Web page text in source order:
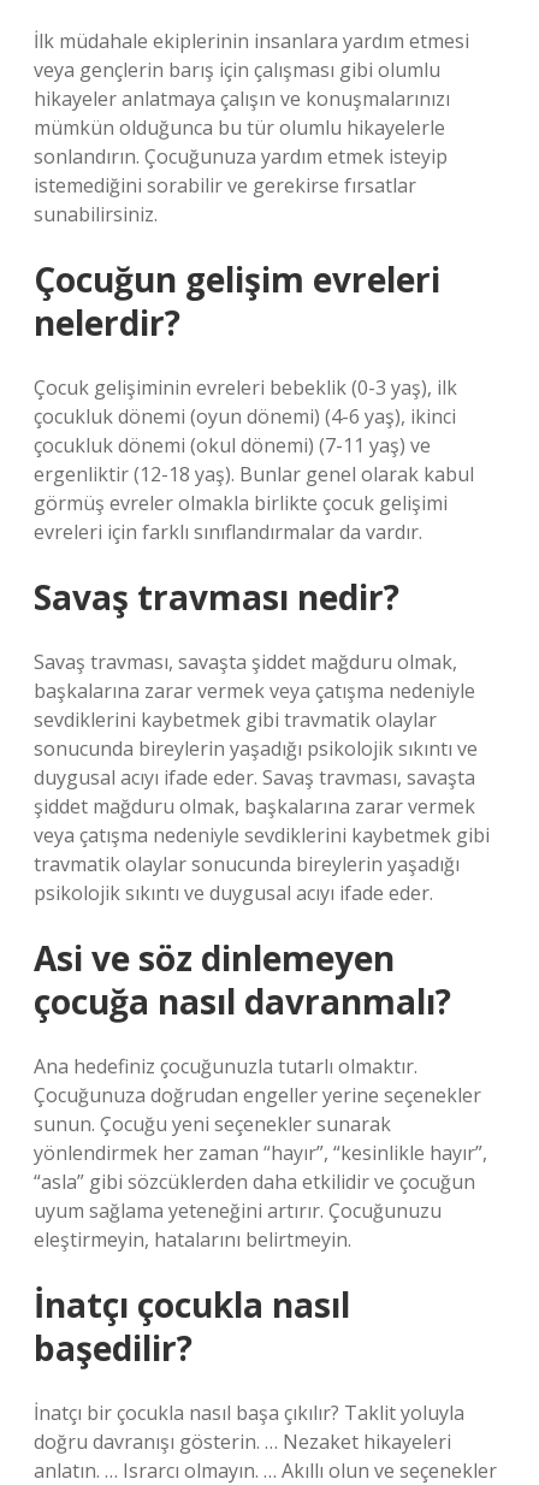
İlk müdahale ekiplerinin insanlara yardım etmesi
veya gençlerin barış için çalışması gibi olumlu
hikayeler anlatmaya çalışın ve konuşmalarınızı
mümkün olduğunca bu tür olumlu hikayelerle
sonlandırın. Çocuğunuza yardım etmek isteyip
istemediğini sorabilir ve gerekirse fırsatlar
sunabilirsiniz.
Çocuğun gelişim evreleri
nelerdir?
Çocuk gelişiminin evreleri bebeklik (0-3 yaş), ilk
çocukluk dönemi (oyun dönemi) (4-6 yaş), ikinci
çocukluk dönemi (okul dönemi) (7-11 yaş) ve
ergenliktir (12-18 yaş). Bunlar genel olarak kabul
görmüş evreler olmakla birlikte çocuk gelişimi
evreleri için farklı sınıflandırmalar da vardır.
Savaş travması nedir?
Savaş travması, savaşta şiddet mağduru olmak,
başkalarına zarar vermek veya çatışma nedeniyle
sevdiklerini kaybetmek gibi travmatik olaylar
sonucunda bireylerin yaşadığı psikolojik sıkıntı ve
duygusal acıyı ifade eder. Savaş travması, savaşta
şiddet mağduru olmak, başkalarına zarar vermek
veya çatışma nedeniyle sevdiklerini kaybetmek gibi
travmatik olaylar sonucunda bireylerin yaşadığı
psikolojik sıkıntı ve duygusal acıyı ifade eder.
Asi ve söz dinlemeyen
çocuğa nasıl davranmalı?
Ana hedefiniz çocuğunuzla tutarlı olmaktır.
Çocuğunuza doğrudan engeller yerine seçenekler
sunun. Çocuğu yeni seçenekler sunarak
yönlendirmek her zaman “hayır”, “kesinlikle hayır”,
“asla” gibi sözcüklerden daha etkilidir ve çocuğun
uyum sağlama yeteneğini artırır. Çocuğunuzu
eleştirmeyin, hatalarını belirtmeyin.
İnatçı çocukla nasıl
başedilir?
İnatçı bir çocukla nasıl başa çıkılır? Taklit yoluyla
doğru davranışı gösterin. … Nezaket hikayeleri
anlatın. … Israrcı olmayın. … Akıllı olun ve seçenekler